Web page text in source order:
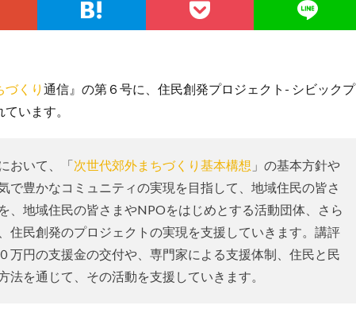
づくり 通信』の第６号に、住民創発プロジェクト- シビックプ
います。
おいて、「次世代郊外まちづくり基本構想 」の基本方針や
で豊かなコミュニティの実現を目指して、地域住民の皆さ
、地域住民の皆さまやNPOをはじめとする活動団体、さら
住民創発のプロジェクトの実現を支援していきます。講評
万円の支援金の交付や、専門家による支援体制、住民と民
を通じて、その活動を支援していきます。